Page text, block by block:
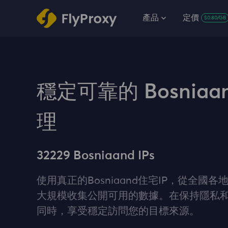
產品 定價 $0.80/GB
穩定可靠的
理
32229 Bosniaand IPs
使用真正的Bosniaand住宅IP，從全國各
大規模收集公開可用的數據。在保持隱私
同時，享受穩定訪問您的目標來源。